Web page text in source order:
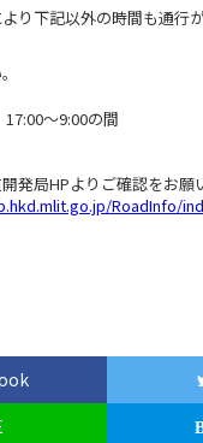
り下記以外の時間も通行
～9:00の間
発局HPよりご確認をお願
RoadInfo/